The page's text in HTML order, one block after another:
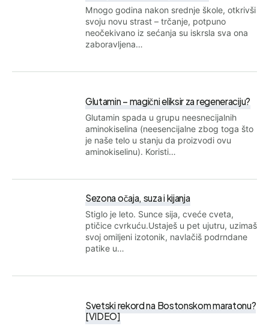
Mnogo godina nakon srednje škole, otkrivši
svoju novu strast – trčanje, potpuno
neočekivano iz sećanja su iskrsla sva ona
zaboravljena…
Glutamin – magični eliksir za regeneraciju?
Glutamin spada u grupu neesnecijalnih
aminokiselina (neesencijalne zbog toga što
je naše telo u stanju da proizvodi ovu
aminokiselinu). Koristi…
Sezona očaja, suza i kijanja
Stiglo je leto. Sunce sija, cveće cveta,
ptičice cvrkuću.Ustaješ u pet ujutru, uzimaš
svoj omiljeni izotonik, navlačiš podrndane
patike u…
Svetski rekord na Bostonskom maratonu?
[VIDEO]